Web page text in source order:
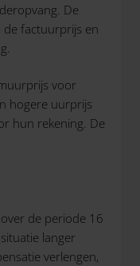
De
de factuurprijs en
voor
hogere uurprijs
hun rekening. De
de periode 16
langer
verlengen,